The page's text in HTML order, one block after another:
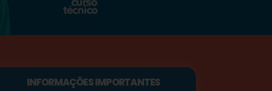
INFORMAÇÕES IMPORTANTES